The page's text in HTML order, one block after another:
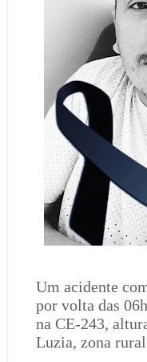
Um acidente
por volta das
na CE-243,
Luzia, zona